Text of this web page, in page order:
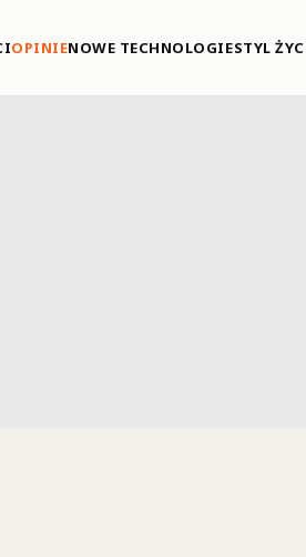
OPINIENOWE TECHNOLOGIESTYL